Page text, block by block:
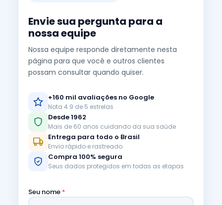
Envie sua pergunta para a
nossa equipe
Nossa equipe responde diretamente nesta
página para que você e outros clientes
possam consultar quando quiser.
+160 mil avaliações no Google
Nota 4.9 de 5 estrelas
Desde 1962
Mais de 60 anos cuidando da sua saúde
Entrega para todo o Brasil
Envio rápido e rastreado
Compra 100% segura
Seus dados protegidos em todas as etapas
Seu nome *